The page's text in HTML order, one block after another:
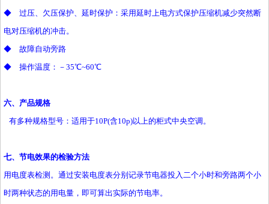
◆ 过压、欠压保护、延时保护：采用延时上电方式保护压缩机减少突然断
电对压缩机的冲击。
◆ 故障自动旁路
◆ 操作温度：－35℃~60℃
六、产品规格
有多种规格型号：适用于10P(含10p)以上的柜式中央空调。
七、节电效果的检验方法
用电度表检测。通过安装电度表分别记录节电器投入二个小时和旁路两个小
时两种状态的用电量，即可算出实际的节电率。